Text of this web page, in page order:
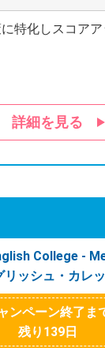
特化しスコア
詳細を見る
College -
リッシュ・カレ
ンペーン終了ま
残り 139日